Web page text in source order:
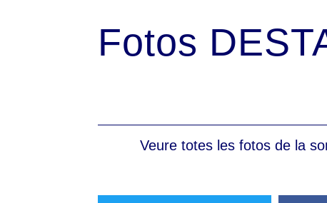
Fotos
Veure totes les fotos de la